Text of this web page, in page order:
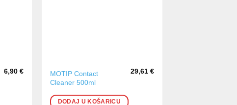
6,90 €
MOTIP Contact
Cleaner 500ml
29,61 €
DODAJ U KOŠARICU